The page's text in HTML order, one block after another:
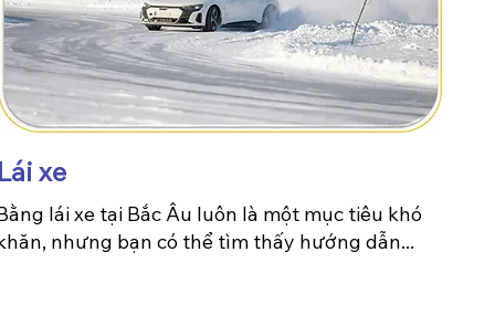
xe
lái xe tại Bắc Âu luôn là một mục tiêu khó
nhưng bạn có thể tìm thấy hướng dẫn...